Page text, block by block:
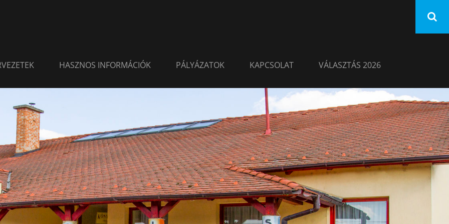
HASZNOS INFORMÁCIÓK PÁLYÁZATOK KAPCSOLAT VÁLASZTÁS 2026